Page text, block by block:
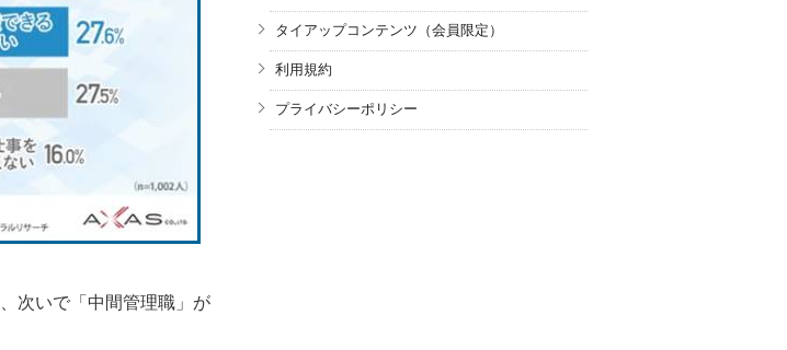
次いで「中間管理職」が
タイアップコンテンツ（会員限定）
利用規約
プライバシーポリシー